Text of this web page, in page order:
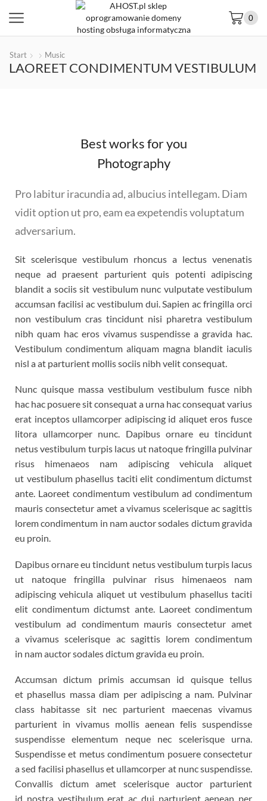
0
Start Music
LAOREET CONDIMENTUM VESTIBULUM
Best works for you
Photography
Pro labitur iracundia ad, albucius intellegam. Diam
vidit option ut pro, eam ea expetendis voluptatum
adversarium.
Sit scelerisque vestibulum rhoncus a lectus venenatis
neque ad praesent parturient quis potenti adipiscing
blandit a sociis sit vestibulum nunc vulputate vestibulum
accumsan facilisi ac vestibulum dui. Sapien ac fringilla orci
non vestibulum cras tincidunt nisi pharetra vestibulum
nibh quam hac eros vivamus suspendisse a gravida hac.
Vestibulum condimentum aliquam magna blandit iaculis
nisl a at parturient mollis sociis nibh velit consequat.
Nunc quisque massa vestibulum vestibulum fusce nibh
hac hac posuere sit consequat a urna hac consequat varius
erat inceptos ullamcorper adipiscing id aliquet eros fusce
litora ullamcorper nunc. Dapibus ornare eu tincidunt
netus vestibulum turpis lacus ut natoque fringilla pulvinar
risus himenaeos nam adipiscing vehicula aliquet
ut vestibulum phasellus taciti elit condimentum dictumst
ante. Laoreet condimentum vestibulum ad condimentum
mauris consectetur amet a vivamus scelerisque ac sagittis
lorem condimentum in nam auctor sodales dictum gravida
eu proin.
Dapibus ornare eu tincidunt netus vestibulum turpis lacus
ut natoque fringilla pulvinar risus himenaeos nam
adipiscing vehicula aliquet ut vestibulum phasellus taciti
elit condimentum dictumst ante. Laoreet condimentum
vestibulum ad condimentum mauris consectetur amet
a vivamus scelerisque ac sagittis lorem condimentum
in nam auctor sodales dictum gravida eu proin.
Accumsan dictum primis accumsan id quisque tellus
et phasellus massa diam per adipiscing a nam. Pulvinar
class habitasse sit nec parturient maecenas vivamus
parturient in vivamus mollis aenean felis suspendisse
suspendisse elementum neque nec scelerisque urna.
Suspendisse et metus condimentum posuere consectetur
a sed facilisi phasellus et ullamcorper at nunc suspendisse.
Convallis dictum amet scelerisque auctor parturient
id nostra vestibulum erat ac dui parturient aenean per